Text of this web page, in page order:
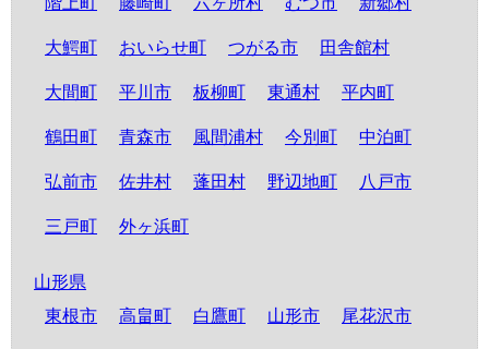
大鰐町 おいらせ町 つがる市 田舎館村
大間町 平川市 板柳町 東通村 平内町
鶴田町 青森市 風間浦村 今別町 中泊町
弘前市 佐井村 蓬田村 野辺地町 八戸市
三戸町 外ヶ浜町
山形県
東根市
高畠町 白鷹町 山形市 尾花沢市